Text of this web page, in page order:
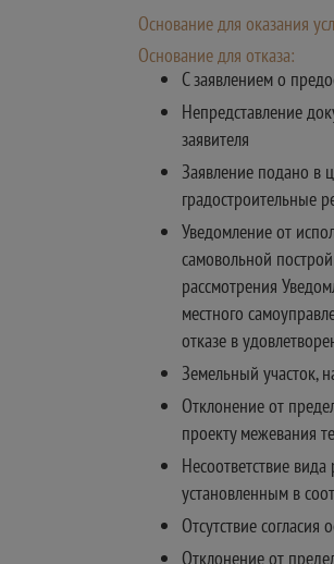
Основание для оказания
Основание для отказа:
С заявлением о
Непредставление
заявителя
Заявление подано в
градостроительные
Уведомление от
самовольной
рассмотрения
местного
отказе в
Земельный участок,
Отклонение от
проекту межевания
Несоответствие
установленным в
Отсутствие согласия
Отклонение от